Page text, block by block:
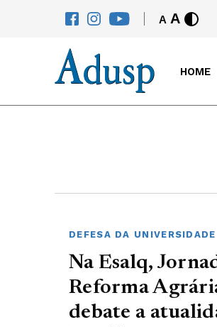
A A
HOME
DEFESA DA UNIVERSIDADE
Na Esalq,
Reforma
debate a